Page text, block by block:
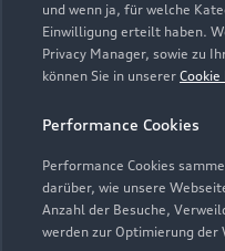
und wenn ja, für welche
Einwilligung erteilt haben.
Privacy Manager, sowie zu
können Sie in unserer
Performance Cookies
Performance Cookies
darüber, wie unsere
Anzahl der Besuche,
werden zur Optimierung der
Modelle
Elektromodelle
Plug-in-Hybride
Neuwagensuche
Gebrauchtwagensuche
Service & Zubehör
Saisonale Angebote
Support